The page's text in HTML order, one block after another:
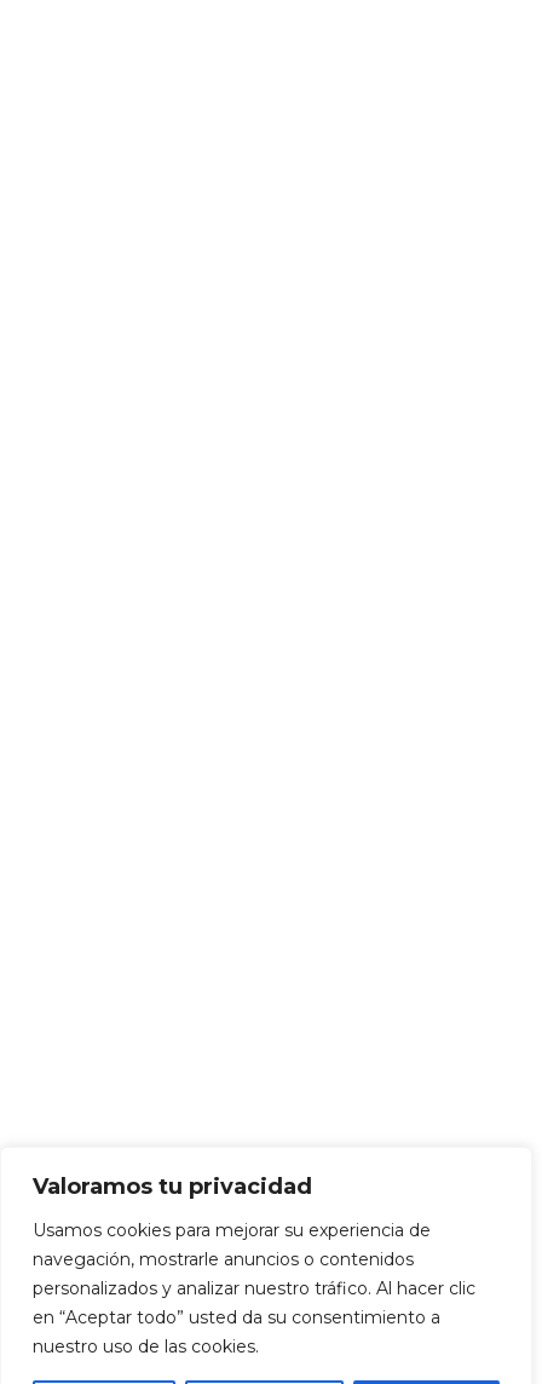
Valoramos tu privacidad
Usamos cookies para mejorar su experiencia de
navegación, mostrarle anuncios o contenidos
personalizados y analizar nuestro tráfico. Al hacer clic
en “Aceptar todo” usted da su consentimiento a
nuestro uso de las cookies.